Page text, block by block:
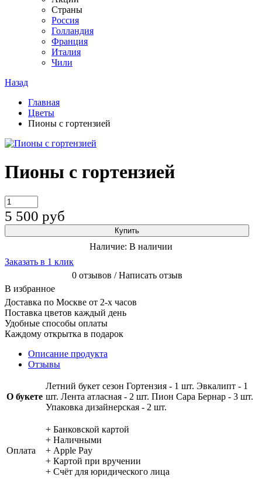
Страны
Россия
Голландия
Франция
Италия
Чили
Назад
Главная
Цветы
Пионы с гортензией
Пионы с гортензией
5 500 руб
Купить
Наличие: В наличии
Заказать в 1 клик
0 отзывов / Написать отзыв
В избранное
Доставка по Москве от 2-х часов
Поставка цветов каждый день
Удобные способы оплаты
Каждому открытка в подарок
Описание продукта
Отзывы
О букете
Летний букет сезон Гортензия - 1 шт. Эвкалипт - 1
шт. Лента атласная - 2 шт. Пион Сара Бернар - 3 шт.
Упаковка дизайнерская - 2 шт.
Оплата
+ Банковской картой
+ Наличными
+ Apple Pay
+ Картой при вручении
+ Счёт для юридического лица